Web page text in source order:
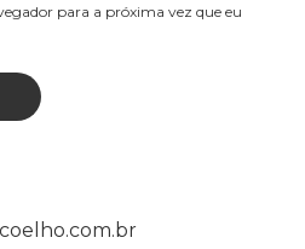
para a próxima vez que eu